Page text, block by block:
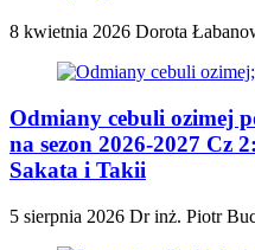
8 kwietnia 2026 Dorota
Odmiany cebuli ozimej
na sezon 2026-2027 Cz
Sakata i Takii
5 sierpnia 2026 Dr inż. Piotr